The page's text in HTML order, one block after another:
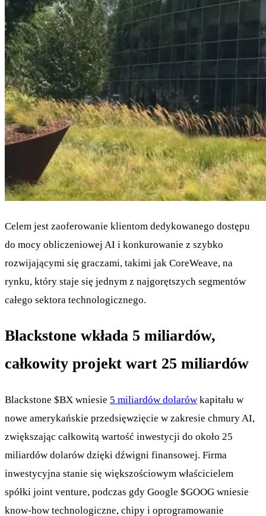
Celem jest zaoferowanie klientom dedykowanego dostępu
do mocy obliczeniowej AI i konkurowanie z szybko
rozwijającymi się graczami, takimi jak CoreWeave, na
rynku, który staje się jednym z najgorętszych segmentów
całego sektora technologicznego.
Blackstone wkłada 5 miliardów,
całkowity projekt wart 25 miliardów
Blackstone $BX wniesie 5 miliardów dolarów kapitału w
nowe amerykańskie przedsięwzięcie w zakresie chmury AI,
zwiększając całkowitą wartość inwestycji do około 25
miliardów dolarów dzięki dźwigni finansowej. Firma
inwestycyjna stanie się większościowym właścicielem
spółki joint venture, podczas gdy Google $GOOG wniesie
know-how technologiczne, chipy i oprogramowanie